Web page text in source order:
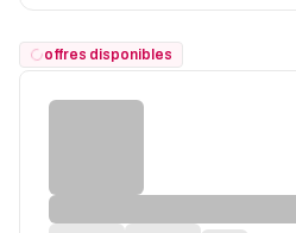
offres disponibles